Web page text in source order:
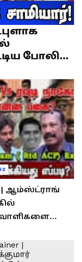
போலி
| ஆம்ஸ்ட்ராங்
/ Rajaram
Interview